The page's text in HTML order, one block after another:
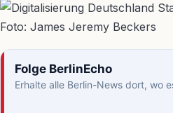
Foto: James Jeremy Beckers
Folge BerlinEcho
Erhalte alle Berlin-News dort, wo